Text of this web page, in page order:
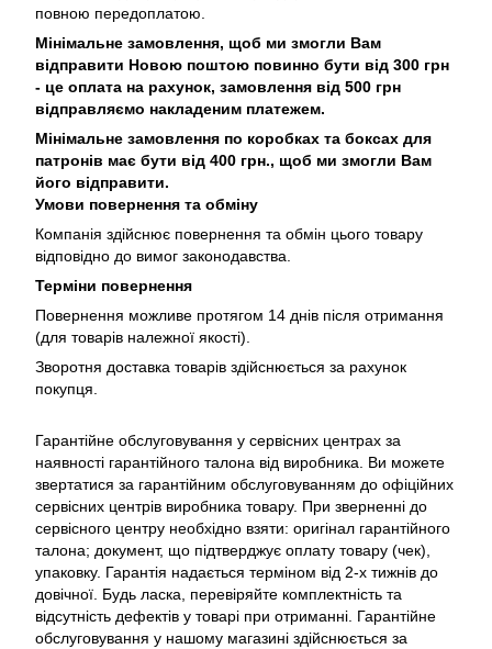
повною передоплатою.
Мінімальне замовлення, щоб ми змогли Вам
відправити Новою поштою повинно бути від 300 грн
- це оплата на рахунок, замовлення від 500 грн
відправляємо накладеним платежем.
Мінімальне замовлення по коробках та боксах для
патронів має бути від 400 грн., щоб ми змогли Вам
його відправити.
Умови повернення та обміну
Компанія здійснює повернення та обмін цього товару
відповідно до вимог законодавства.
Терміни повернення
Повернення можливе протягом 14 днів після отримання
(для товарів належної якості).
Зворотня доставка товарів здійснюється за рахунок
покупця.
Гарантійне обслуговування у сервісних центрах за
наявності гарантійного талона від виробника. Ви можете
звертатися за гарантійним обслуговуванням до офіційних
сервісних центрів виробника товару. При зверненні до
сервісного центру необхідно взяти: оригінал гарантійного
талона; документ, що підтверджує оплату товару (чек),
упаковку. Гарантія надається терміном від 2-х тижнів до
довічної. Будь ласка, перевіряйте комплектність та
відсутність дефектів у товарі при отриманні. Гарантійне
обслуговування у нашому магазині здійснюється за